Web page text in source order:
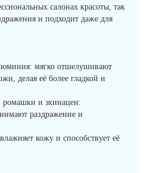
салонах красоты, так
и подходит даже для
мягко отшелушивают
делая её более гладкой и
ромашки и эхинацеи:
раздражение и
кожу и способствует её